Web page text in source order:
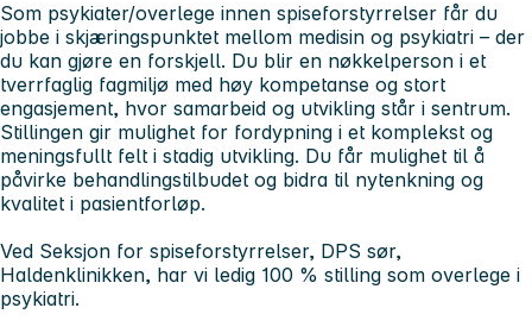
Som psykiater/overlege innen spiseforstyrrelser får du
jobbe i skjæringspunktet mellom medisin og psykiatri – der
du kan gjøre en forskjell. Du blir en nøkkelperson i et
tverrfaglig fagmiljø med høy kompetanse og stort
engasjement, hvor samarbeid og utvikling står i sentrum.
Stillingen gir mulighet for fordypning i et komplekst og
meningsfullt felt i stadig utvikling. Du får mulighet til å
påvirke behandlingstilbudet og bidra til nytenkning og
kvalitet i pasientforløp.
Ved Seksjon for spiseforstyrrelser, DPS sør,
Haldenklinikken, har vi ledig 100 % stilling som overlege i
psykiatri.